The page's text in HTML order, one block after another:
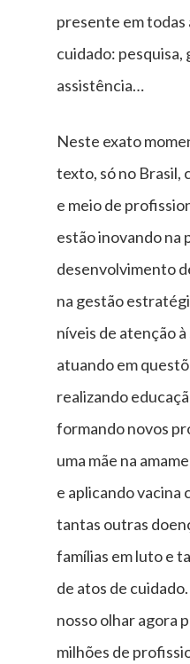
presente em todas
cuidado: pesquisa,
assistência…
Neste exato
texto, só no Brasil,
e meio de
estão inovando na
desenvolvimento
na gestão
níveis de atenção
atuando em
realizando
formando novos
uma mãe na
e aplicando vacina
tantas outras
famílias em luto e
de atos de
nosso olhar agora
milhões de